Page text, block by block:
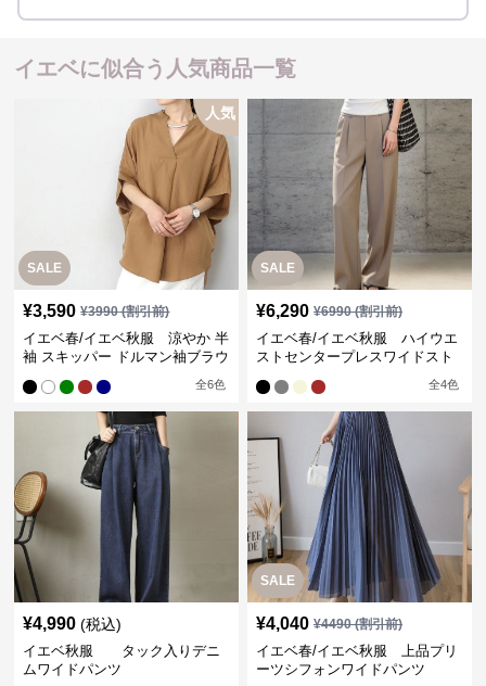
イエベに似合う人気商品一覧
SALE
人気
¥3,590 ¥3990(割引前)
イエベ春/イエベ秋服 涼やか 半
袖 スキッパー ドルマン袖ブラウ
全6色
SALE
¥6,290 ¥6990(割引前)
イエベ春/イエベ秋服 ハイウエ
ストセンタープレスワイドスト
全4色
¥4,990 (税込)
イエベ秋服 タック入りデニ
ムワイドパンツ
SALE
¥4,040 ¥4490(割引前)
イエベ春/イエベ秋服 上品プリ
ーツシフォンワイドパンツ